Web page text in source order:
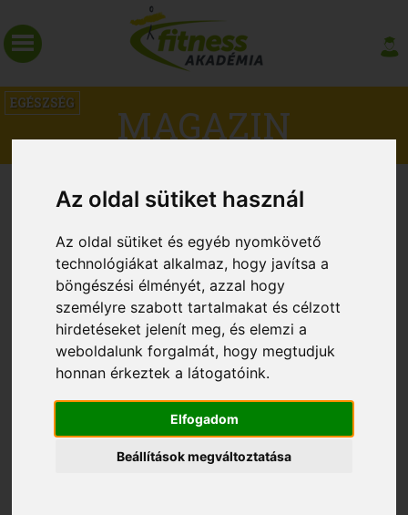
Az oldal sütiket használ
Az oldal sütiket és egyéb nyomkövető
technológiákat alkalmaz, hogy javítsa a
böngészési élményét, azzal hogy
személyre szabott tartalmakat és célzott
hirdetéseket jelenít meg, és elemzi a
weboldalunk forgalmát, hogy megtudjuk
honnan érkeztek a látogatóink.
Elfogadom
Beállítások megváltoztatása
EGÉSZSÉG MAGAZIN
EDZŐTERMI VÁLLSÉRÜLÉSEK